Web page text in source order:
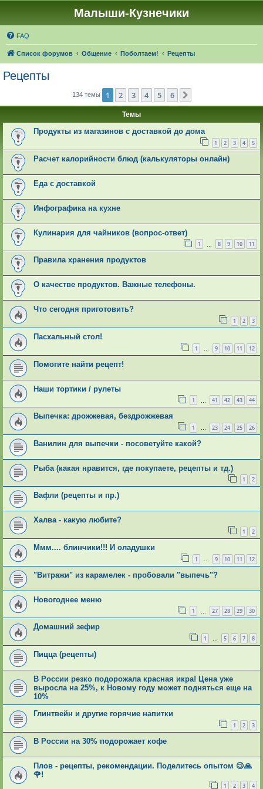
Малыши-Кузнечики
FAQ
Список форумов Общение Поболтаем! Рецепты
Рецепты
134 темы 1 2 3 4 5 6
Темы
Продукты из магазинов с доставкой до дома
1 2 3 4 5
Расчет калорийности блюд (калькуляторы онлайн)
Еда с доставкой
Инфографика на кухне
Кулинария для чайников (вопрос-ответ)
1 8 9 10 11
Правила хранения продуктов
О качестве продуктов. Важные телефоны.
Что сегодня приготовить?
1 2 3
Пасхальный стол!
1 … 9 10 11 12
Помогите найти рецепт!
Наши тортики / рулеты
1 41 42 43 44
Выпечка: дрожжевая, бездрожжевая
1 … 23 24 25 26
Ванилин для выпечки - посоветуйте какой?
Рыба (какая нравится, где покупаете, рецепты и тд.)
1 2
Вафли (рецепты и пр.)
Халва - какую любите?
1 2
Ммм.... блинчики!!! И оладушки
1 … 9 10 11 12
"Витражи" из карамелек - пробовали "выпечь"?
Новогоднее меню
1 27 28 29 30
Домашний зефир
1 5 6 7 8
Пицца (рецепты)
В России резко подорожала красная икра! Цена уже
выросла на 25%, к Новому году может подняться еще на
10%
Глинтвейн и другие горячие напитки
1 2 3
В России на 30% подорожает кофе
Плов - рецепты, рекомендации. Поделитесь опытом 😉🙏
🌹!
1 2 3 4